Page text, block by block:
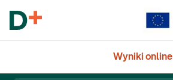
Wyniki online